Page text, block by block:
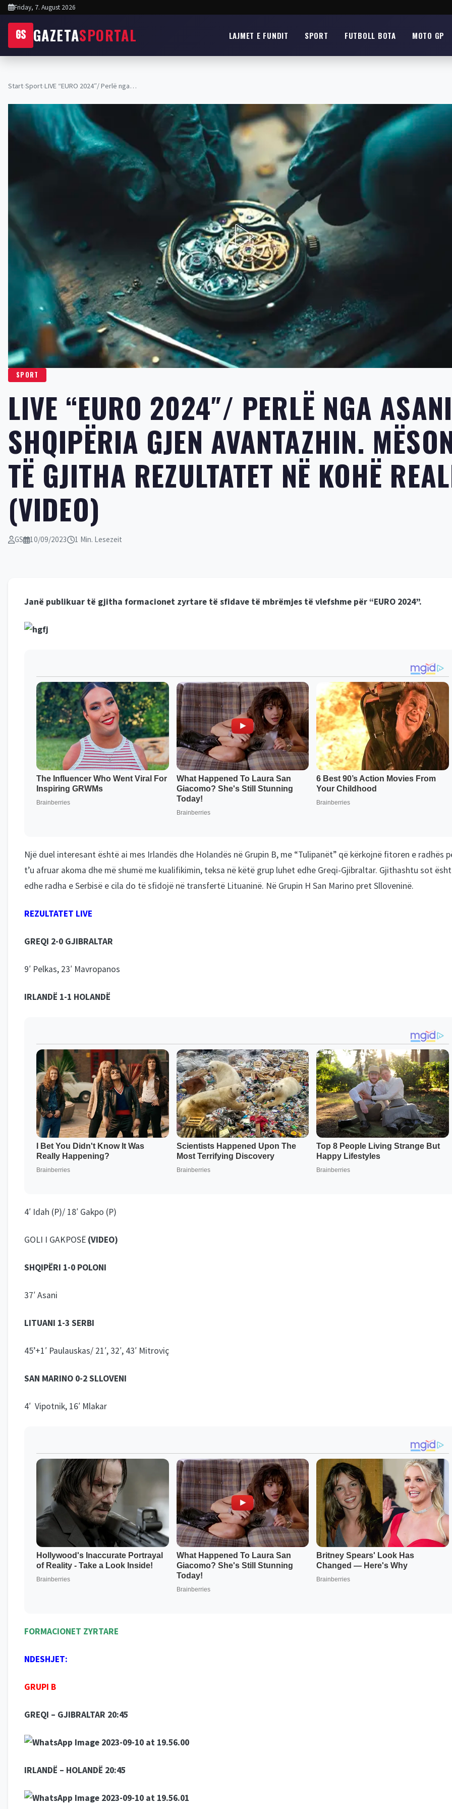
Friday, 7. August 2026
GS GAZETASPORTAL LAJMET E FUNDIT SPORT FUTBOLL BOTA MOTO GP
Start›Sport›LIVE “EURO 2024″/ Perlë nga…
SPORT
LIVE “EURO 2024″/ PERLË NGA
SHQIPËRIA GJEN AVANTAZHIN.
TË GJITHA REZULTATET NË KOHË
(VIDEO)
GS 10/09/2023 1 Min. Lesezeit
Janë publikuar të gjitha formacionet zyrtare të sfidave të mbrëmjes të vlefshme për “EURO 2024”.
Një duel interesant është ai mes Irlandës dhe Holandës në Grupin B, me “Tulipanët” që kërkojnë fitoren e radhës
t’u afruar akoma dhe më shumë me kualifikimin, teksa në këtë grup luhet edhe Greqi-Gjibraltar. Gjithashtu sot
edhe radha e Serbisë e cila do të sfidojë në transfertë Lituaninë. Në Grupin H San Marino pret Slloveninë.
REZULTATET LIVE
GREQI 2-0 GJIBRALTAR
9′ Pelkas, 23′ Mavropanos
IRLANDË 1-1 HOLANDË
4′ Idah (P)/ 18′ Gakpo (P)
GOLI I GAKPOSË (VIDEO)
SHQIPËRI 1-0 POLONI
37′ Asani
LITUANI 1-3 SERBI
45’+1′ Paulauskas/ 21′, 32′, 43′ Mitroviç
SAN MARINO 0-2 SLLOVENI
4′ Vipotnik, 16′ Mlakar
FORMACIONET ZYRTARE
NDESHJET:
GRUPI B
GREQI – GJIBRALTAR 20:45
IRLANDË – HOLANDË 20:45